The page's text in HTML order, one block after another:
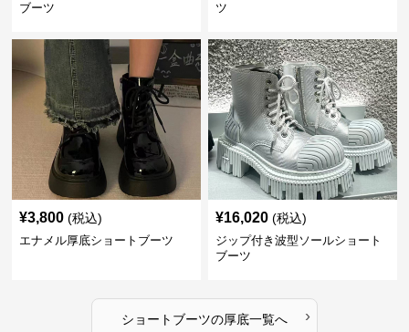
ブーツ
ツ
¥3,800 (税込)
エナメル厚底ショートブーツ
¥16,020 (税込)
ジップ付き波型ソールショート
ブーツ
ショートブーツの厚底一覧へ ›